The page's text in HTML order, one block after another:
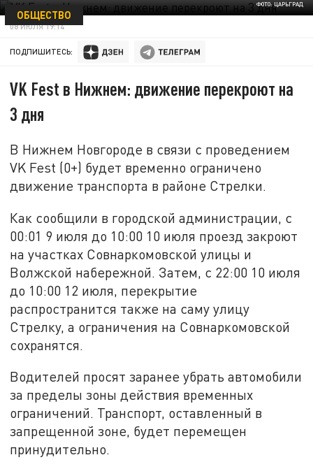
ФОТО: ЦАРЬГРАД
ОБЩЕСТВО
08 ИЮЛЯ 19:14
ПОДПИШИТЕСЬ:
VK Fest в Нижнем: движение перекроют на
3 дня
В Нижнем Новгороде в связи с проведением
VK Fest (0+) будет временно ограничено
движение транспорта в районе Стрелки.
Как сообщили в городской администрации, с
00:01 9 июля до 10:00 10 июля проезд закроют
на участках Совнаркомовской улицы и
Волжской набережной. Затем, с 22:00 10 июля
до 10:00 12 июля, перекрытие
распространится также на саму улицу
Стрелку, а ограничения на Совнаркомовской
сохранятся.
Водителей просят заранее убрать автомобили
за пределы зоны действия временных
ограничений. Транспорт, оставленный в
запрещенной зоне, будет перемещен
принудительно.